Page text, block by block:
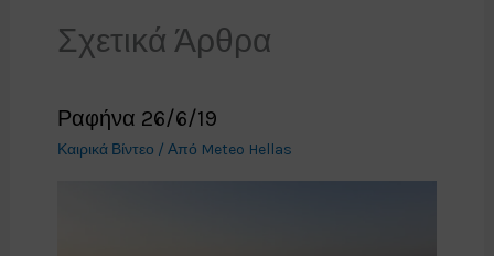
Σχετικά Άρθρα
Ραφήνα 26/6/19
Καιρικά Βίντεο / Από Meteo Hellas